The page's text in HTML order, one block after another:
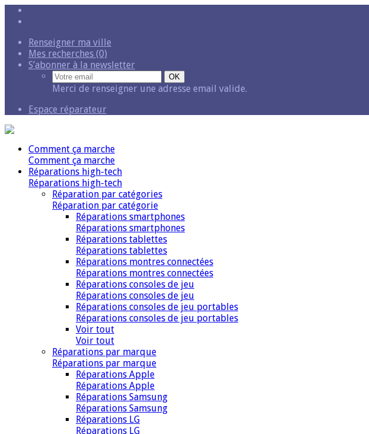
Renseigner ma ville
Mes recherches (0)
S’abonner à la newsletter
Merci de renseigner une adresse email valide.
Espace réparateur
Comment ça marche
Comment ça marche
Réparations high-tech
Réparations high-tech
Réparation par catégories
Réparation par catégorie
Réparations smartphones
Réparations smartphones
Réparations tablettes
Réparations tablettes
Réparations montres connectées
Réparations montres connectées
Réparations consoles de jeu
Réparations consoles de jeu
Réparations consoles de jeu portables
Réparations consoles de jeu portables
Voir tout
Voir tout
Réparations par marque
Réparations par marque
Réparations Apple
Réparations Apple
Réparations Samsung
Réparations Samsung
Réparations LG
Réparations LG